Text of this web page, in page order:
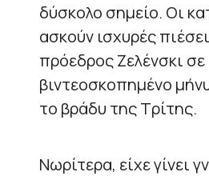
δύσκολο σημείο. Οι
ασκούν ισχυρές
πρόεδρος Ζελένσκι σε
βιντεοσκοπημένο
το βράδυ της Τρίτης.
Νωρίτερα, είχε γίνει